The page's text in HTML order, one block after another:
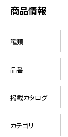
商品情報
種類
品番
掲載カタログ
カテゴリ